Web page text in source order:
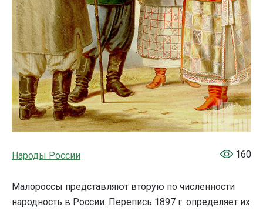
Народы России 160
Малороссы представляют вторую по численности
народность в России. Перепись 1897 г. определяет их